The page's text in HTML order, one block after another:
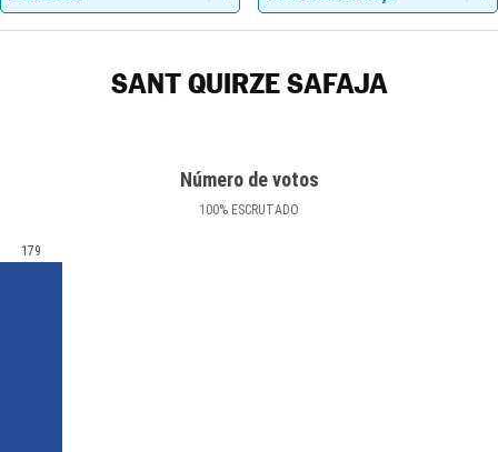
SANT QUIRZE SAFAJA
Número de votos
100% ESCRUTADO
179